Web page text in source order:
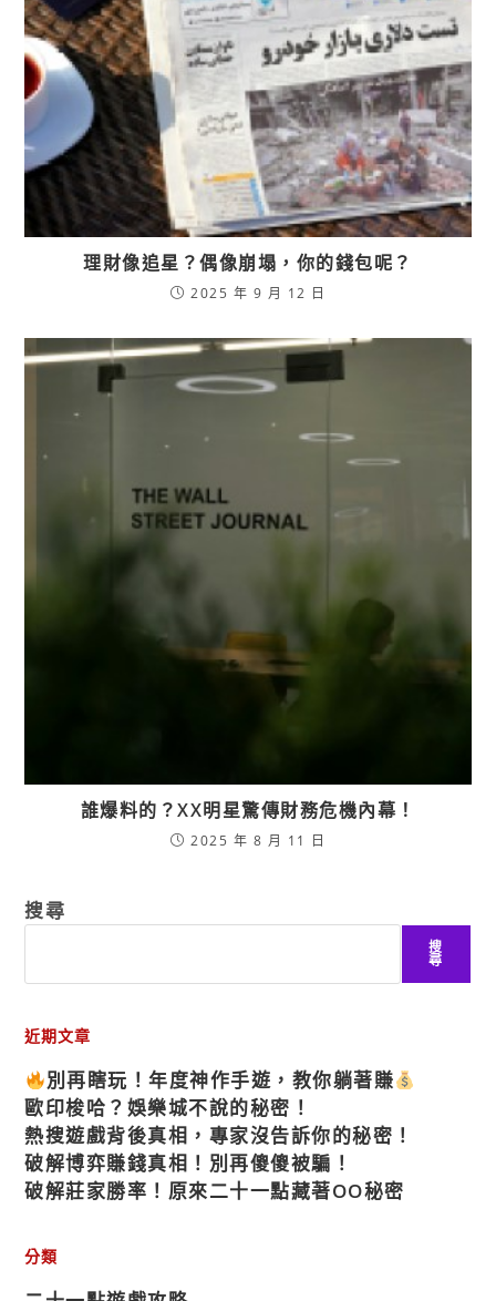
理財像追星？偶像崩塌，你的錢包呢？
2025 年 9 月 12 日
誰爆料的？XX明星驚傳財務危機內幕！
2025 年 8 月 11 日
搜尋
搜
尋
近期文章
別再瞎玩！年度神作手遊，教你躺著賺
歐印梭哈？娛樂城不說的秘密！
熱搜遊戲背後真相，專家沒告訴你的秘密！
破解博弈賺錢真相！別再傻傻被騙！
破解莊家勝率！原來二十一點藏著OO秘密
分類